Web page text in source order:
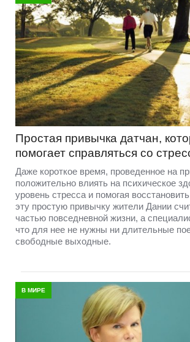
Простая привычка датчан,
помогает справляться со
Даже короткое время, проведенное на
положительно влиять на психическое
уровень стресса и помогая
эту простую привычку жители Дании
частью повседневной жизни, а
что для нее не нужны ни длительные
свободные выходные.
В МИРЕ